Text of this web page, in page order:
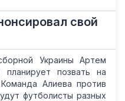
свой
Украины Артем
планирует позвать на
Алиева против
футболисты разных